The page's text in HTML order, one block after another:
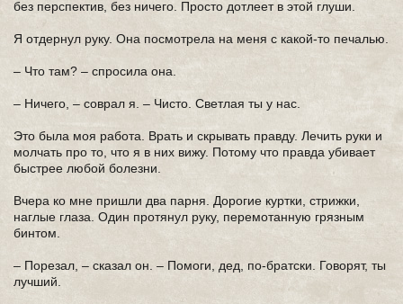
без перспектив, без ничего. Просто дотлеет в этой глуши.
Я отдернул руку. Она посмотрела на меня с какой-то печалью.
– Что там? – спросила она.
– Ничего, – соврал я. – Чисто. Светлая ты у нас.
Это была моя работа. Врать и скрывать правду. Лечить руки и
молчать про то, что я в них вижу. Потому что правда убивает
быстрее любой болезни.
Вчера ко мне пришли два парня. Дорогие куртки, стрижки,
наглые глаза. Один протянул руку, перемотанную грязным
бинтом.
– Порезал, – сказал он. – Помоги, дед, по-братски. Говорят, ты
лучший.